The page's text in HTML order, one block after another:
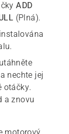
ADD
(Plná).
nechte jej
otáčky.
a znovu